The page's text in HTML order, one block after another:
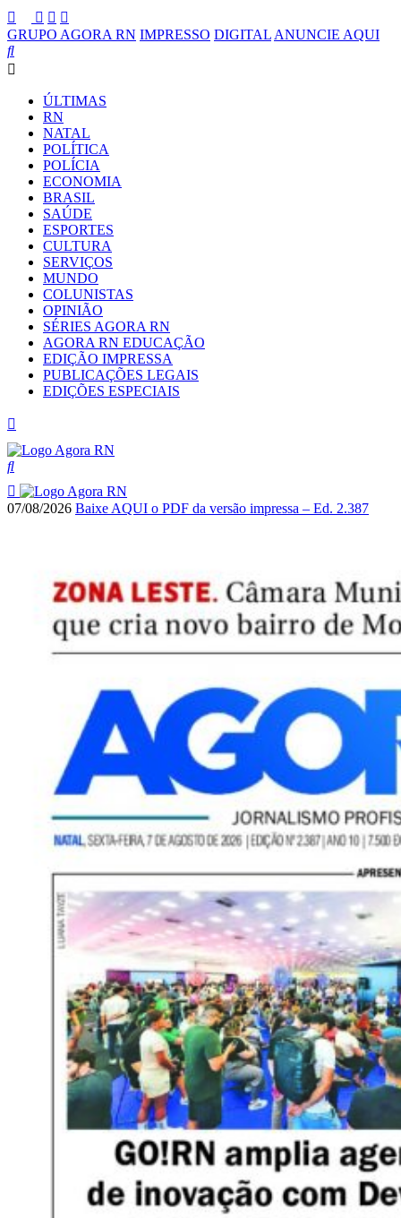
GRUPO AGORA RN IMPRESSO DIGITAL ANUNCIE AQUI
ÚLTIMAS
RN
NATAL
POLÍTICA
POLÍCIA
ECONOMIA
BRASIL
SAÚDE
ESPORTES
CULTURA
SERVIÇOS
MUNDO
COLUNISTAS
OPINIÃO
SÉRIES AGORA RN
AGORA RN EDUCAÇÃO
EDIÇÃO IMPRESSA
PUBLICAÇÕES LEGAIS
EDIÇÕES ESPECIAIS
07/08/2026 Baixe AQUI o PDF da versão impressa – Ed. 2.387